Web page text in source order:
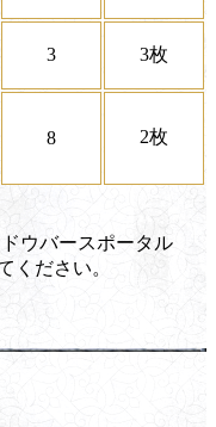
3 3枚
8 2枚
ウバースポータル
ください。